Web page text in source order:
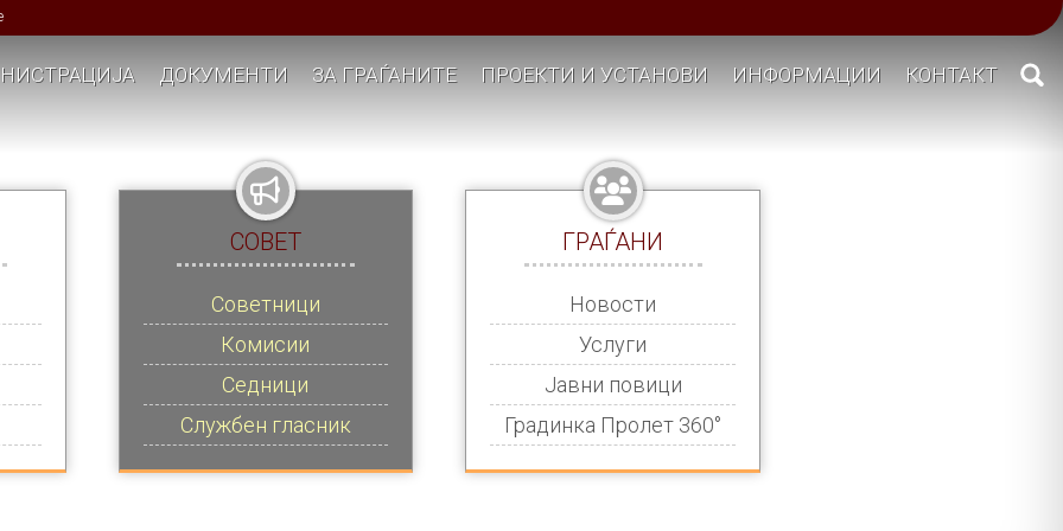
ДОКУМЕНТИ ЗА ГРАЃАНИТЕ ПРОЕКТИ И УСТАНОВИ ИНФОРМАЦИИ КОНТАКТ
СОВЕТ
Советници
Комисии
Седници
Службен гласник
ГРАЃАНИ
Новости
Услуги
Јавни повици
Градинка Пролет 360°